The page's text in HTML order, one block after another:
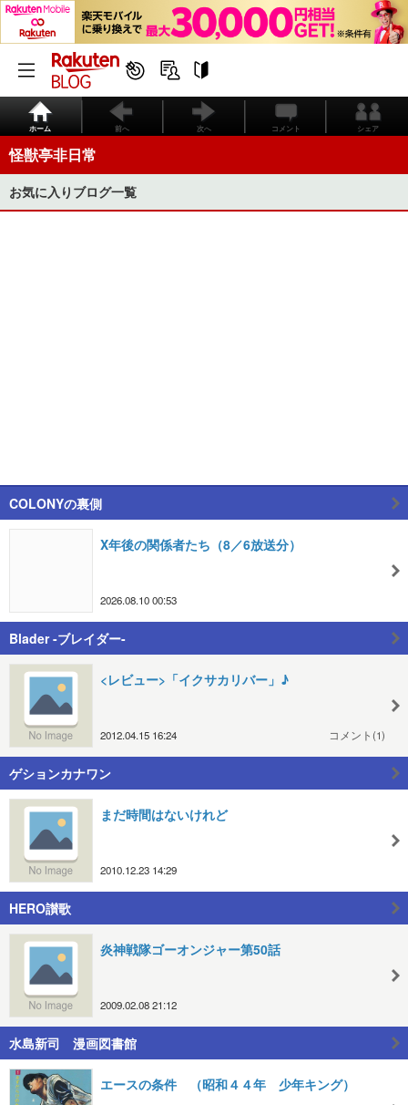
ホーム 前へ 次へ コメント シェア
怪獣亭非日常
お気に入りブログ一覧
COLONYの裏側
X年後の関係者たち（8／6放送分）
2026.08.10 00:53
Blader -ブレイダー-
<レビュー>「イクサカリバー」♪
2012.04.15 16:24 コメント(1)
ゲションカナワン
まだ時間はないけれど
2010.12.23 14:29
HERO讃歌
炎神戦隊ゴーオンジャー第50話
2009.02.08 21:12
水島新司 漫画図書館
エースの条件 （昭和４４年 少年キング）